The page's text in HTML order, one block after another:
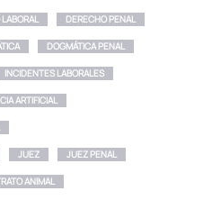
DERECHO PENAL
DOGMÁTICA PENAL
INCIDENTES LABORALES
ARTIFICIAL
JUEZ JUEZ PENAL
ANIMAL